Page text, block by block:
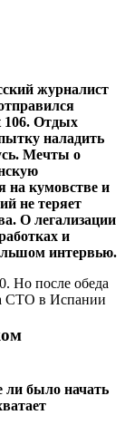
журналист
106. Отдых
наладить
Мечты о
на кумовстве и
не теряет
О легализации
и
интервью.
ли было начать